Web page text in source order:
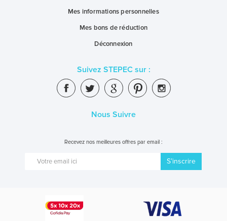
Mes informations personnelles
Mes bons de réduction
Déconnexion
Suivez STEPEC sur :
Nous Suivre
Recevez nos meilleures offres par email :
S’inscrire